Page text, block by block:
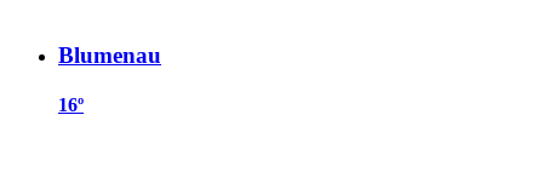
Blumenau
16º